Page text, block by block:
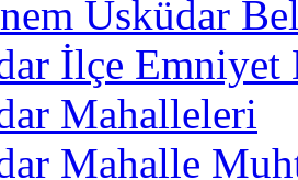
Üsküdar
İlçe
Mahalleleri
Mahalle